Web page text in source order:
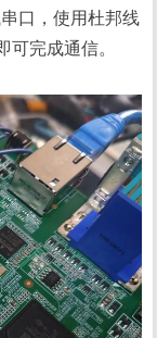
口，使用杜邦线
完成通信。